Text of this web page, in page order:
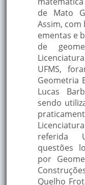
de Mato
Assim, com
ementas e
de
UFMS,
Geometria
Lucas
sendo
referida
questões
por
Quelho